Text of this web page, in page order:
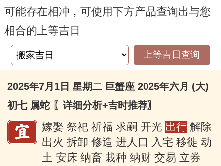
可能存在相冲，可使用下方产品查询出与您
相合的上等吉日
上等吉日查询
2025年7月1日 星期二 巨蟹座 2025年六月 (大)
初七 属蛇 〖详细分析+吉时推荐〗
嫁娶 祭祀 祈福 求嗣 开光 出行 解除
出火 拆卸 修造 进人口 入宅 移徙 动
土 安床 纳畜 栽种 纳财 交易 立券